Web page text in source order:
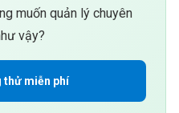
muốn quản lý chuyên
vậy?
thử miễn phí